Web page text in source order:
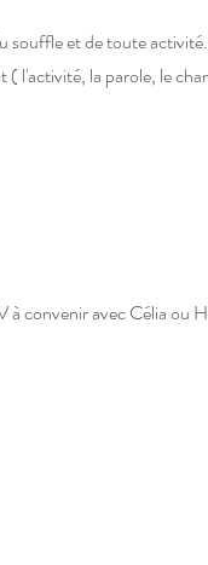
souffle et de toute
l'activité, la parole, le
convenir avec Célia ou